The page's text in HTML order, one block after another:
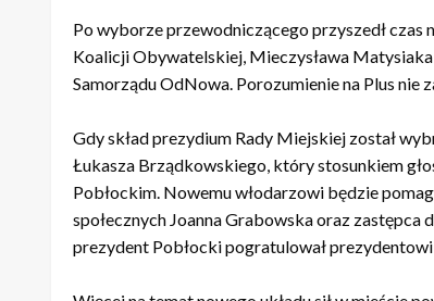
Po wyborze przewodniczącego przyszedł czas
Koalicji Obywatelskiej, Mieczysława
Samorządu OdNowa. Porozumienie na Plus nie
Gdy skład prezydium Rady Miejskiej został
Łukasza Brządkowskiego, który stosunkiem
Pobłockim. Nowemu włodarzowi będzie
społecznych Joanna Grabowska oraz
prezydent Pobłocki pogratulował